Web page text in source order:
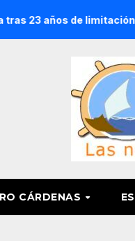
de limitación visual
CÁRDENAS